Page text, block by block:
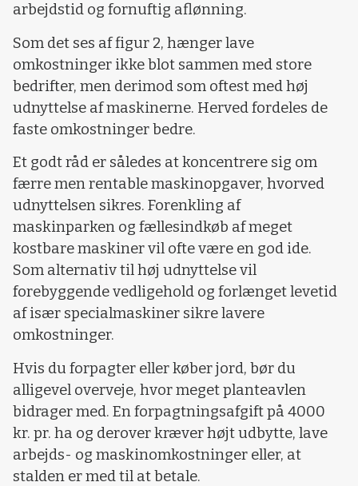
arbejdstid og fornuftig aflønning.
Som det ses af figur 2, hænger lave
omkostninger ikke blot sammen med store
bedrifter, men derimod som oftest med høj
udnyttelse af maskinerne. Herved fordeles de
faste omkostninger bedre.
Et godt råd er således at koncentrere sig om
færre men rentable maskinopgaver, hvorved
udnyttelsen sikres. Forenkling af
maskinparken og fællesindkøb af meget
kostbare maskiner vil ofte være en god ide.
Som alternativ til høj udnyttelse vil
forebyggende vedligehold og forlænget levetid
af især specialmaskiner sikre lavere
omkostninger.
Hvis du forpagter eller køber jord, bør du
alligevel overveje, hvor meget planteavlen
bidrager med. En forpagtningsafgift på 4000
kr. pr. ha og derover kræver højt udbytte, lave
arbejds- og maskinomkostninger eller, at
stalden er med til at betale.